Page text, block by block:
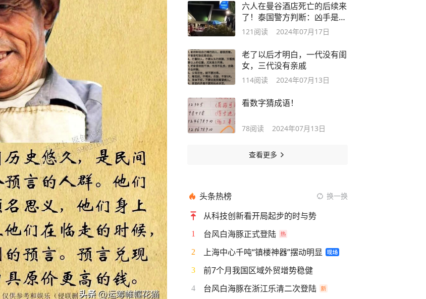
六人在曼谷酒店死亡的后续来
了！泰国警方判断：凶手是其
中一人
121 阅读 2024年07月17日
老了以后才明白，一代没有闺
女，三代没有亲戚
114阅读 2024年07月13日
看数字猜成语！
78阅读 2024年07月13日
查看更多
头条热榜 换一换
从科技创新看开局起步的时与势
1 台风白海豚正式登陆
2 上海中心千吨“镇楼神器”摆动明显
3 前7个月我国区域外贸增势稳健
4 台风白海豚在浙江乐清二次登陆